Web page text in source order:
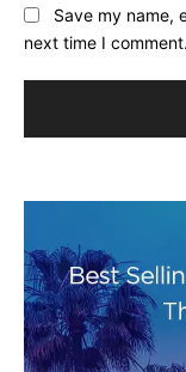
Save my name,
next time I comment.